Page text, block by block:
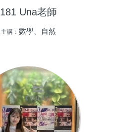
181 Una老師
主講： 數學、自然